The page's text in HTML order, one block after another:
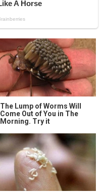
The Lump of Worms Will
Come Out of You in The
Morning. Try it